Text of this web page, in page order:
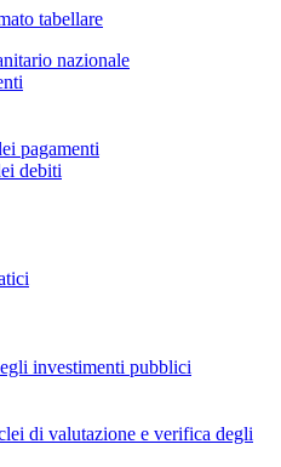
tabellare
nazionale
pagamenti
debiti
investimenti pubblici
di valutazione e verifica degli